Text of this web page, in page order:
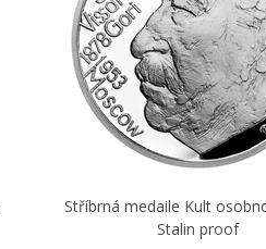
Stříbrná medaile Kult
Stalin proof